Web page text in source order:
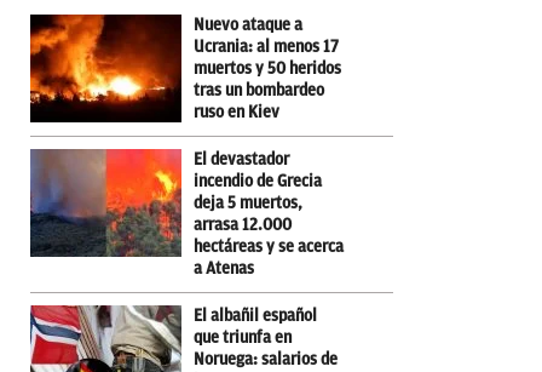
Nuevo ataque a
Ucrania: al menos 17
muertos y 50 heridos
tras un bombardeo
ruso en Kiev
El devastador
incendio de Grecia
deja 5 muertos,
arrasa 12.000
hectáreas y se acerca
a Atenas
El albañil español
que triunfa en
Noruega: salarios de